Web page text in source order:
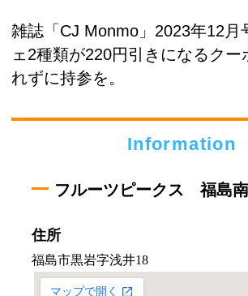
雑誌「CJ Monmo」2023年12月
ェ2種類が220円引きになるクー
れずに持参を。
Information
フルーツピークス 福島
住所